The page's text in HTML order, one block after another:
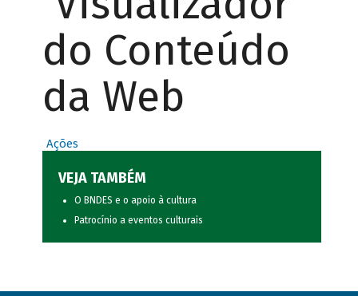
do Conteúdo
da Web
Ações
VEJA TAMBÉM
O BNDES e o apoio à cultura
Patrocínio a eventos culturais